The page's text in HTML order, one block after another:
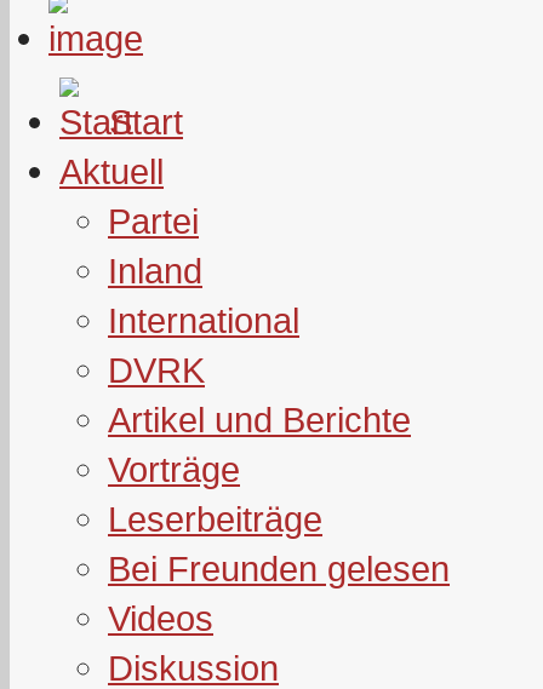
Start
Aktuell
Partei
Inland
International
DVRK
Artikel und Berichte
Vorträge
Leserbeiträge
Bei Freunden gelesen
Videos
Diskussion